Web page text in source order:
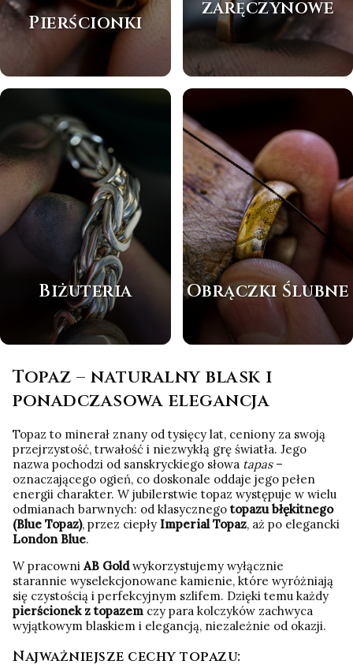
Pierścionki
zaręczynowe
Biżuteria Obrączki Ślubne
Topaz – naturalny blask i
ponadczasowa elegancja
Topaz to minerał znany od tysięcy lat, ceniony za swoją
przejrzystość, trwałość i niezwykłą grę światła. Jego
nazwa pochodzi od sanskryckiego słowa tapas–
oznaczającego ogień, co doskonale oddaje jego pełen
energii charakter. W jubilerstwie topaz występuje w wielu
odmianach barwnych: od klasycznego topazu błękitnego
(Blue Topaz), przez ciepły Imperial Topaz, aż po elegancki
London Blue.
W pracowni AB Goldwykorzystujemy wyłącznie
starannie wyselekcjonowane kamienie, które wyróżniają
się czystością i perfekcyjnym szlifem. Dzięki temu każdy
pierścionek z topazem czy para kolczyków zachwyca
wyjątkowym blaskiem i elegancją, niezależnie od okazji.
Najważniejsze cechy topazu: